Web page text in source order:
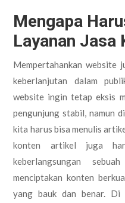
Mengapa
Layanan Jasa
Mempertahankan website
keberlanjutan dalam
website ingin tetap eksis
pengunjung stabil, namun
kita harus bisa menulis
konten artikel juga
keberlangsungan
menciptakan konten
yang bauk dan benar. Di